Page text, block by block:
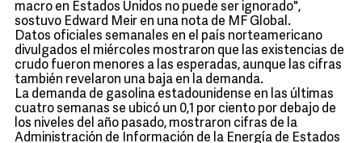
macro en Estados Unidos no puede ser ignorado",
sostuvo Edward Meir en una nota de MF Global.
Datos oficiales semanales en el país norteamericano
divulgados el miércoles mostraron que las existencias de
crudo fueron menores a las esperadas, aunque las cifras
también revelaron una baja en la demanda.
La demanda de gasolina estadounidense en las últimas
cuatro semanas se ubicó un 0,1 por ciento por debajo de
los niveles del año pasado, mostraron cifras de la
Administración de Información de la Energía de Estados